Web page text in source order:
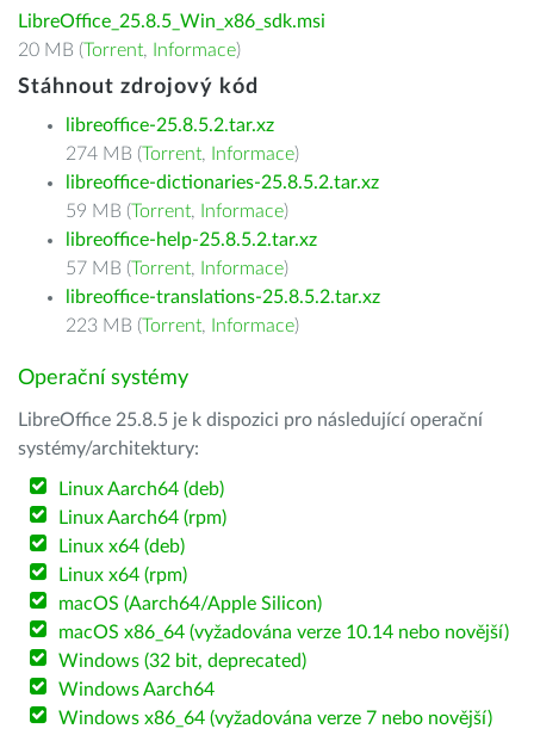
LibreOffice_25.8.5_Win_x86_sdk.msi
20 MB (Torrent, Informace)
Stáhnout zdrojový kód
libreoffice-25.8.5.2.tar.xz
274 MB (Torrent, Informace)
libreoffice-dictionaries-25.8.5.2.tar.xz
59 MB (Torrent, Informace)
libreoffice-help-25.8.5.2.tar.xz
57 MB (Torrent, Informace)
libreoffice-translations-25.8.5.2.tar.xz
223 MB (Torrent, Informace)
Operační systémy
LibreOffice 25.8.5 je k dispozici pro následující operační
systémy/architektury:
Linux Aarch64 (deb)
Linux Aarch64 (rpm)
Linux x64 (deb)
Linux x64 (rpm)
macOS (Aarch64/Apple Silicon)
macOS x86_64 (vyžadována verze 10.14 nebo novější)
Windows (32 bit, deprecated)
Windows Aarch64
Windows x86_64 (vyžadována verze 7 nebo novější)